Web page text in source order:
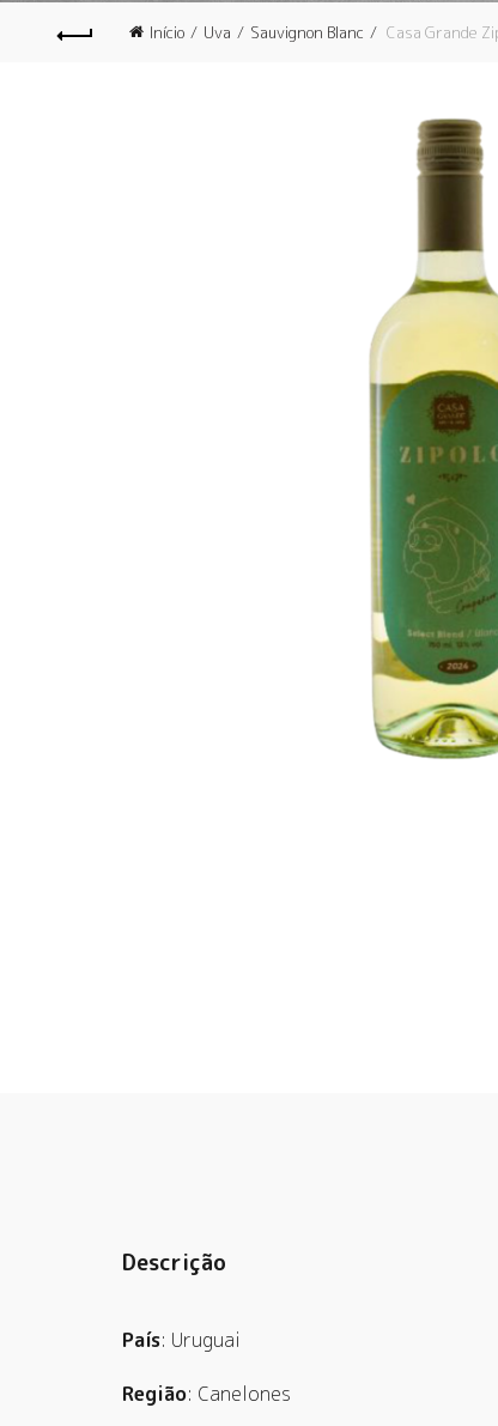
Início Uva Sauvignon Blanc Casa Grande
Descrição
País: Uruguai
Região: Canelones